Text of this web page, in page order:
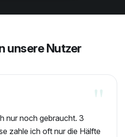
unsere Nutzer
nur noch gebraucht. 3
zahle ich oft nur die Hälfte